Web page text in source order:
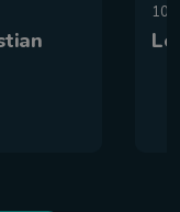
10